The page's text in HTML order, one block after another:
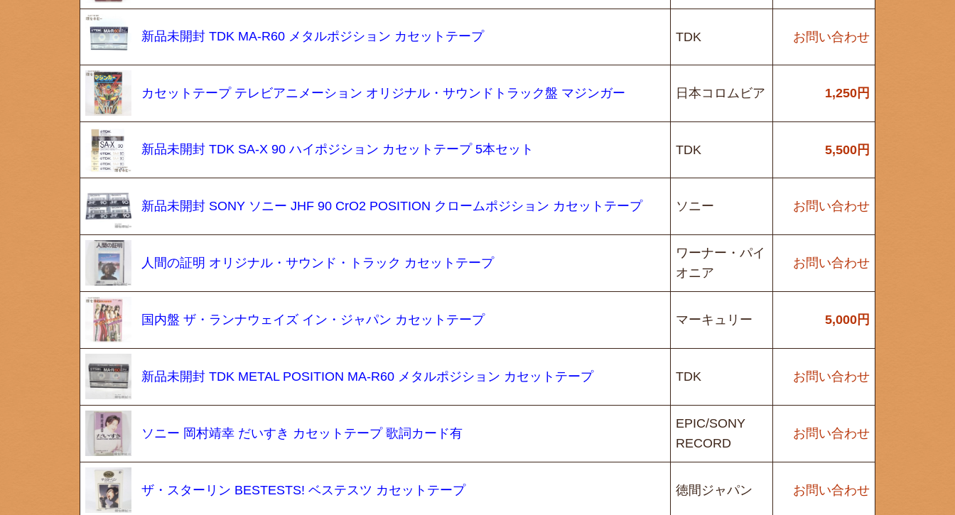
新品未開封 TDK MA-R60 メタルポジション カセットテープ TDK お問い合わせ
カセットテープ テレビアニメーション オリジナル・サウンドトラック盤 マジンガー 日本コロムビア 1,250円
新品未開封 TDK SA-X 90 ハイポジション カセットテープ 5本セット TDK 5,500円
新品未開封 SONY ソニー JHF 90 CrO2 POSITION クロームポジション カセットテープ ソニー お問い合わせ
人間の証明 オリジナル・サウンド・トラック カセットテープ
ワーナー・パイ
オニア
お問い合わせ
国内盤 ザ・ランナウェイズ イン・ジャパン カセットテープ マーキュリー 5,000円
新品未開封 TDK METAL POSITION MA-R60 メタルポジション カセットテープ TDK お問い合わせ
ソニー 岡村靖幸 だいすき カセットテープ 歌詞カード有
EPIC/SONY
RECORD
お問い合わせ
ザ・スターリン BESTESTS! ベステスツ カセットテープ 徳間ジャパン お問い合わせ